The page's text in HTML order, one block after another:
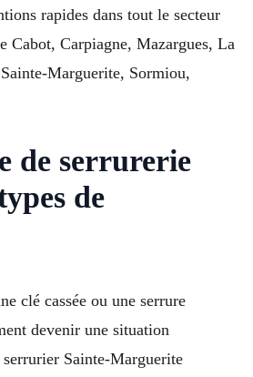
rapides dans tout le secteur
Cabot, Carpiagne, Mazargues, La
Marguerite, Sormiou,
de serrurerie
de
clé cassée ou une serrure
devenir une situation
Sainte-Marguerite